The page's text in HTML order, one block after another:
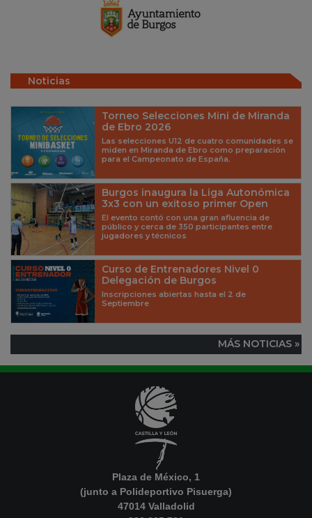
Noticias
Torneo Selecciones Mini de Miranda
de Ebro 2026
Las selecciones U12 de cuatro comunidades se
miden en Miranda de Ebro como preparación
para el Campeonato de España.
Burgos inaugura la Liga Autonómica
3x3 con un exitoso primer Open
El evento contó con una gran afluencia de
público y cerca de 350 participantes entre
jugadores y técnicos
Curso de Entrenadores Nivel 0
Delegación de Burgos
Inscripciones abiertas hasta el 2 de
Septiembre
MÁS NOTICIAS »
Plaza de México, 1
(junto a Polideportivo Pisuerga)
47014 Valladolid